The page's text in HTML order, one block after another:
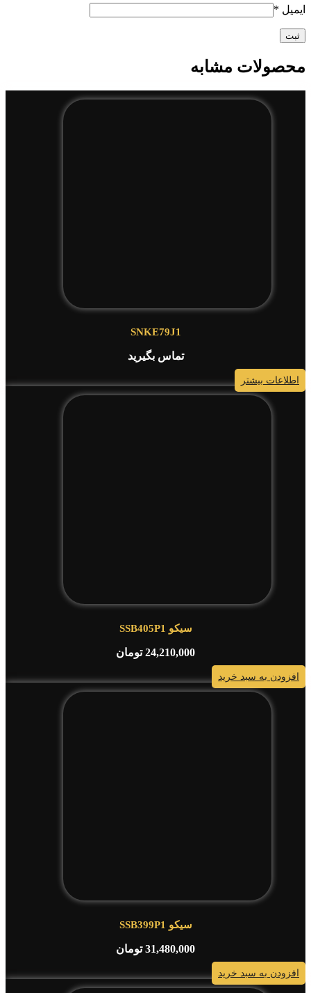
ایمیل *
محصولات مشابه
SNKE79J1
تماس بگیرید
اطلاعات بیشتر
سیکو SSB405P1
24,210,000 تومان
افزودن به سبد خرید
سیکو SSB399P1
31,480,000 تومان
افزودن به سبد خرید